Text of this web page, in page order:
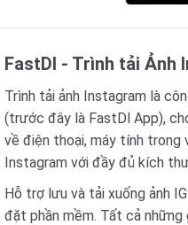
FastDl - Trình tải Ảnh
Trình tải ảnh Instagram là
(trước đây là FastDl App),
về điện thoại, máy tính trong
Instagram với đầy đủ kích
Hỗ trợ lưu và tải xuống ảnh
đặt phần mềm. Tất cả